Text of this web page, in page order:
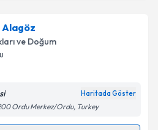
Talebini Gönder
Kırca
uzmandan randevu almanız
e-posta ile
Alagöz
ve Doğum
Haritada Göster
Ordu Merkez/Ordu, Turkey